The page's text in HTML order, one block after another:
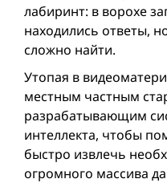
лабиринт: в ворохе
находились ответы,
сложно найти.
Утопая в
местным частным
разрабатывающим
интеллекта, чтобы
быстро извлечь
огромного массива